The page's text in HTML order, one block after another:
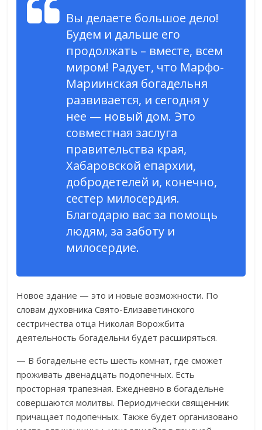
Вы делаете большое дело!
Будем и дальше его
продолжать – вместе, всем
миром! Радует, что Марфо-
Мариинская богадельня
развивается, и сегодня у
нее — новый дом. Это
совместная заслуга
правительства края,
Хабаровской епархии,
добродетелей и, конечно,
сестер милосердия.
Благодарю вас за помощь
людям, за заботу и
милосердие.
Новое здание — это и новые возможности. По
словам духовника Свято-Елизаветинского
сестричества отца Николая Ворожбита
деятельность богадельни будет расширяться.
— В богадельне есть шесть комнат, где сможет
проживать двенадцать подопечных. Есть
просторная трапезная. Ежедневно в богадельне
совершаются молитвы. Периодически священник
причащает подопечных. Также будет организовано